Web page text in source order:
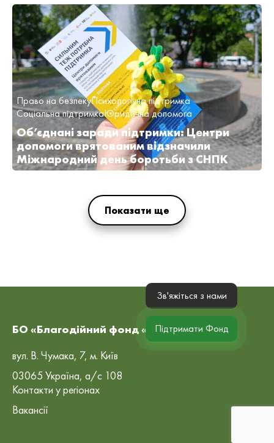
Право на безпекуПсихологічна підтримка
Соціальна підтримкаЮридична допомога
Об’єднані заради підтримки: Центри
допомоги врятованим відзначили
Міжнародний день боротьби з СНПК
Показати ще
БО «Благодійний фонд «Рокада»
вул. В. Чумака, 7, м. Київ
03065 Україна, а/с 108
Контакти у регіонах
Вакансії
Зв'яжіться з нами
Підтримати Фонд